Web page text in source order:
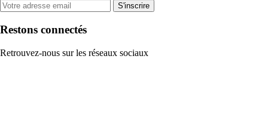
S'inscrire
Restons connectés
Retrouvez-nous sur les réseaux sociaux